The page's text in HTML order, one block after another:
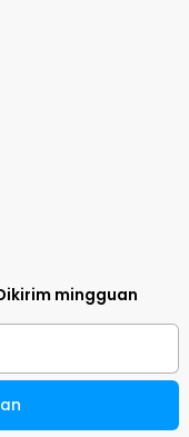
mingguan